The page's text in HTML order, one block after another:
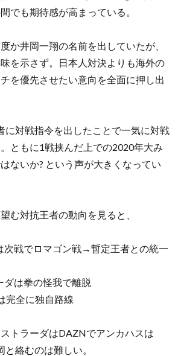
でも期待感が高まっている。
か井岡一翔の名前を出していたが、
を示さず。日本人対決よりも海外の
を優先させたい意向を全面に押し出
に対戦指令を出したことで一気に対戦
ともに1戦挟んだ上での2020年大み
ないか? という声が大きくなってい
む対抗王者の動向を見ると、
次戦でロマゴン戦→暫定王者との統一
ダは拳の怪我で離脱
完全に独自路線
トラーダはDAZNでアンカハスは
と絡むのは難しい。